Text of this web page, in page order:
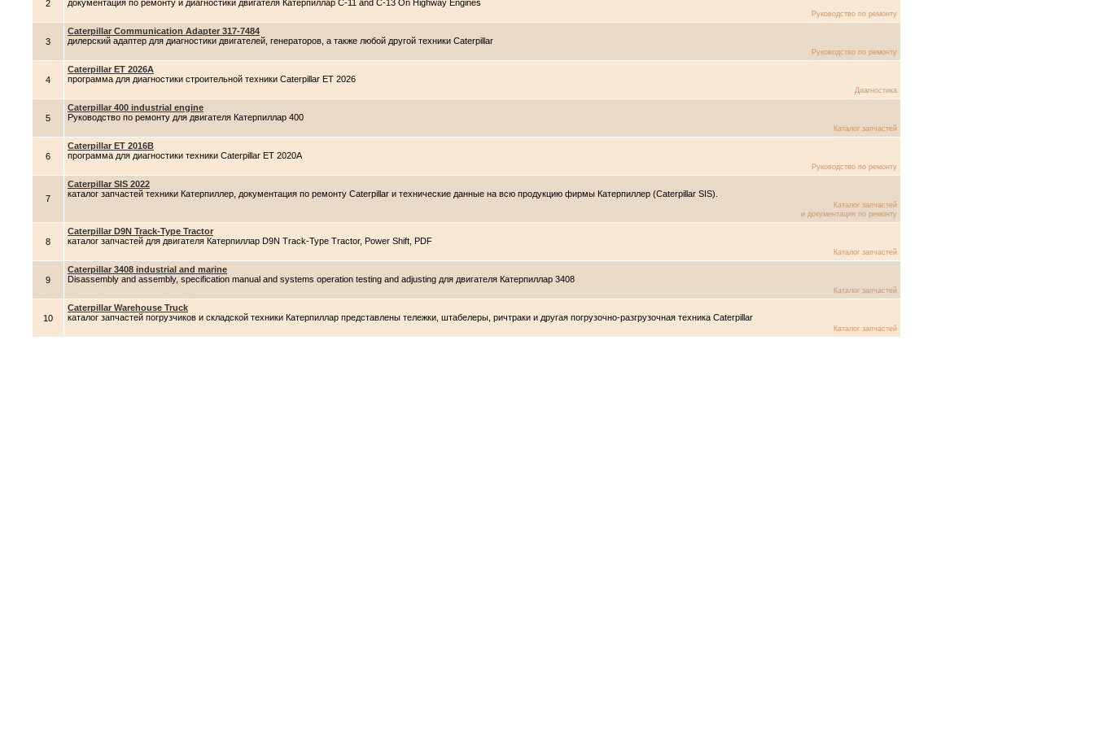
2
документация по ремонту и диагностики двигателя Катерпиллар C-11 and C-13 On Highway Engines
Руководство по ремонту
3
Caterpillar Communication Adapter 317-7484
дилерский адаптер для диагностики двигателей, генераторов, а также любой другой техники Caterpillar
Руководство по ремонту
4
Caterpillar ET 2026A
программа для диагностики строительной техники Caterpillar ET 2026
Диагностика
5
Caterpillar 400 industrial engine
Руководство по ремонту для двигателя Катерпиллар 400
Каталог запчастей
6
Caterpillar ET 2016B
программа для диагностики техники Caterpillar ET 2020A
Руководство по ремонту
7
Caterpillar SIS 2022
каталог запчастей техники Катерпиллер, документация по ремонту Caterpillar и технические данные на всю продукцию фирмы Катерпиллер (Caterpillar SIS).
Каталог запчастей
и документация по ремонту
8
Caterpillar D9N Track-Type Tractor
каталог запчастей для двигателя Катерпиллар D9N Track-Type Tractor, Power Shift, PDF
Каталог запчастей
9
Caterpillar 3408 industrial and marine
Disassembly and assembly, specification manual and systems operation testing and adjusting для двигателя Катерпиллар 3408
Каталог запчастей
10
Caterpillar Warehouse Truck
каталог запчастей погрузчиков и складской техники Катерпиллар представлены тележки, штабелеры, ричтраки и другая погрузочно-разгрузочная техника Caterpillar
Каталог запчастей